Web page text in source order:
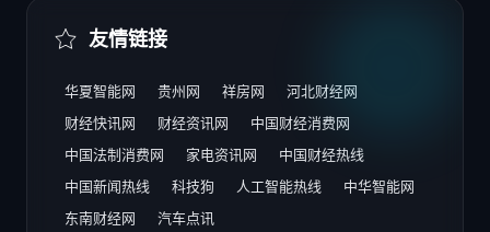
友情链接
华夏智能网 贵州网 祥房网
河北财经网
财经快讯网
财经资讯网
中国财经消费网
中国法制消费网
家电资讯网
中国财经热线
中国新闻热线
科技狗 人工智能热线
中华智能网
东南财经网
汽车点讯